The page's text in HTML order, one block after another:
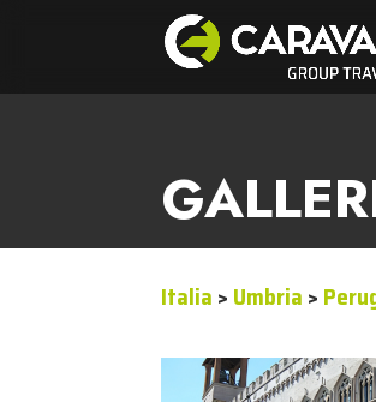
Italia > Umbria >